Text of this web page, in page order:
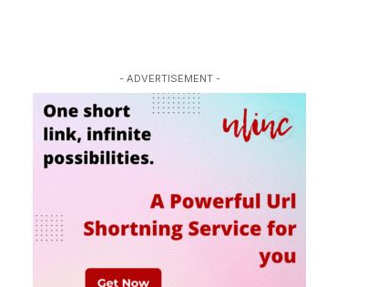
- ADVERTISEMENT -